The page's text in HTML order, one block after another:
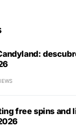
free spins and